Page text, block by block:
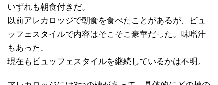
いずれも朝食付きだ。
以前アレカロッジで朝食を食べたことがあるが、ビュ
ッフェスタイルで内容はそこそこ豪華だった。味噌汁
もあった。
現在もビュッフェスタイルを継続しているかは不明。